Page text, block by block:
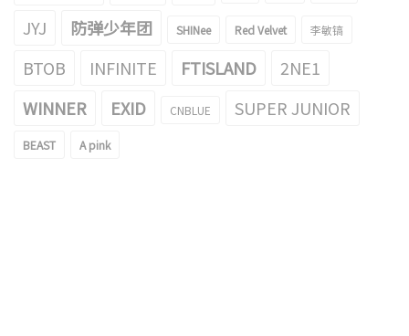
JYJ 防弹少年团 SHINee Red Velvet 李敏镐
BTOB INFINITE FTISLAND
2NE1
WINNER
EXID CNBLUE SUPER JUNIOR
BEAST A pink